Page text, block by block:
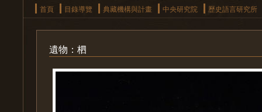
首頁
目錄導覽 典藏機構與計畫 中央研究院 歷史語言研究所
遺物：柶